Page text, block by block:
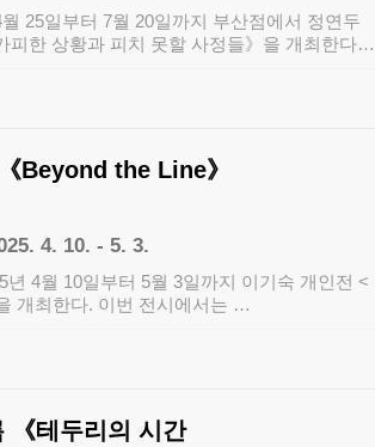
25일부터 7월 20일까지 부산점에서 정연두
피한 상황과 피치 못할 사정들》을 개최한다.
Beyond the Line》
4. 10. - 5. 3.
년 4월 10일부터 5월 3일까지 이기숙 개인전 <
개최한다. 이번 전시에서는 …
《테두리의 시간